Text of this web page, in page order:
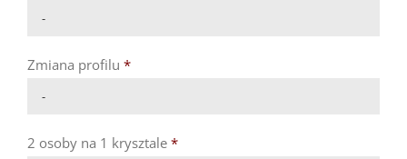
Zmiana profilu *
2 osoby na 1 krysztale *